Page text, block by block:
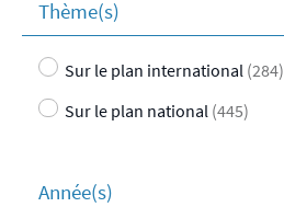
Thème(s)
Sur le plan international (284)
Sur le plan national (445)
Année(s)